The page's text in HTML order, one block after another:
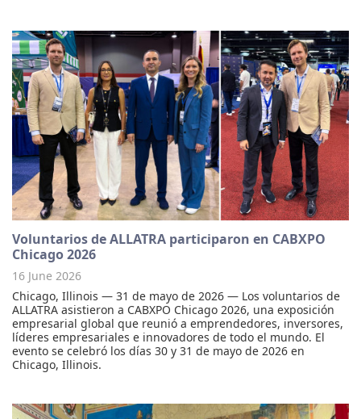
Voluntarios de ALLATRA participaron en CABXPO
Chicago 2026
16 June 2026
Chicago, Illinois — 31 de mayo de 2026 — Los voluntarios de
ALLATRA asistieron a CABXPO Chicago 2026, una exposición
empresarial global que reunió a emprendedores, inversores,
líderes empresariales e innovadores de todo el mundo. El
evento se celebró los días 30 y 31 de mayo de 2026 en
Chicago, Illinois.